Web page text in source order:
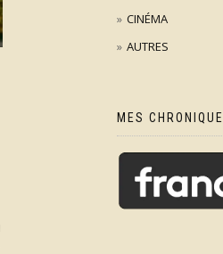
CINÉMA
AUTRES
MES